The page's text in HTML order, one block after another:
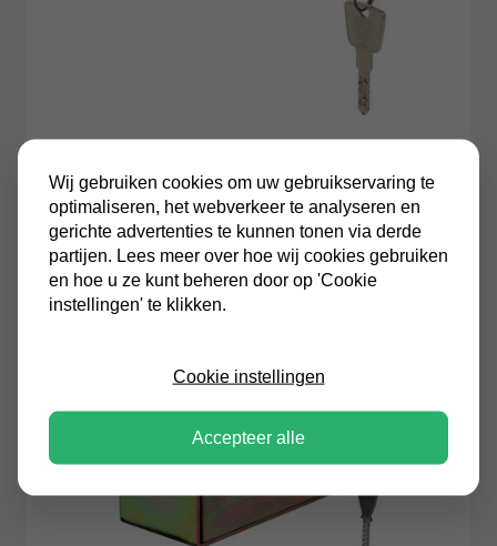
Lips brandweerkluis / sleutelkluis S8595
€723,00 Incl. BTW
Wij gebruiken cookies om uw gebruikservaring te
optimaliseren, het webverkeer te analyseren en
gerichte advertenties te kunnen tonen via derde
partijen. Lees meer over hoe wij cookies gebruiken
en hoe u ze kunt beheren door op 'Cookie
instellingen' te klikken.
Cookie instellingen
Accepteer alle